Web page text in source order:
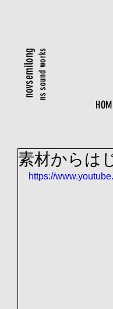
ns sound works
novsemilong
素材からは
https://